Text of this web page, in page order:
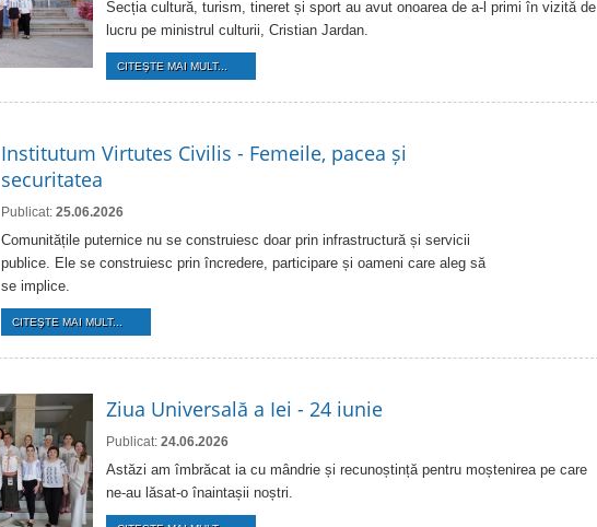
Secția cultură, turism, tineret și sport au avut onoarea de a-l primi în vizită de
lucru pe ministrul culturii, Cristian Jardan.
CITEŞTE MAI MULT...
Institutum Virtutes Civilis - Femeile, pacea și
securitatea
Publicat: 25.06.2026
Comunitățile puternice nu se construiesc doar prin infrastructură și servicii
publice. Ele se construiesc prin încredere, participare și oameni care aleg să
se implice.
CITEŞTE MAI MULT...
Ziua Universală a Iei - 24 iunie
Publicat: 24.06.2026
Astăzi am îmbrăcat ia cu mândrie și recunoștință pentru moștenirea pe care
ne-au lăsat-o înaintașii noștri.